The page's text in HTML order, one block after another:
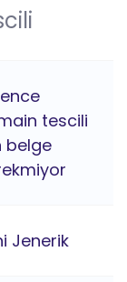
tescili
belge
Jenerik